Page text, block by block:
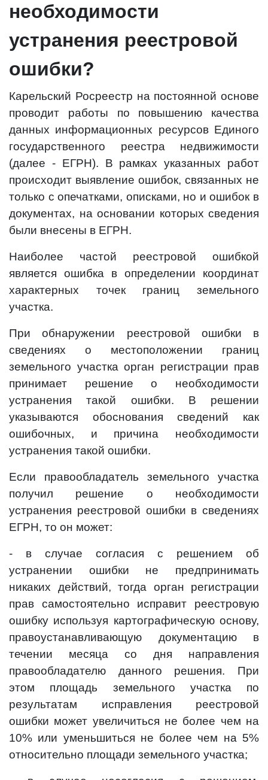
необходимости
устранения реестровой
ошибки?
Карельский Росреестр на постоянной основе
проводит работы по повышению качества
данных информационных ресурсов Единого
государственного реестра недвижимости
(далее - ЕГРН). В рамках указанных работ
происходит выявление ошибок, связанных не
только с опечатками, описками, но и ошибок в
документах, на основании которых сведения
были внесены в ЕГРН.
Наиболее частой реестровой ошибкой
является ошибка в определении координат
характерных точек границ земельного
участка.
При обнаружении реестровой ошибки в
сведениях о местоположении границ
земельного участка орган регистрации прав
принимает решение о необходимости
устранения такой ошибки. В решении
указываются обоснования сведений как
ошибочных, и причина необходимости
устранения такой ошибки.
Если правообладатель земельного участка
получил решение о необходимости
устранения реестровой ошибки в сведениях
ЕГРН, то он может:
- в случае согласия с решением об
устранении ошибки не предпринимать
никаких действий, тогда орган регистрации
прав самостоятельно исправит реестровую
ошибку используя картографическую основу,
правоустанавливающую документацию в
течении месяца со дня направления
правообладателю данного решения. При
этом площадь земельного участка по
результатам исправления реестровой
ошибки может увеличиться не более чем на
10% или уменьшиться не более чем на 5%
относительно площади земельного участка;